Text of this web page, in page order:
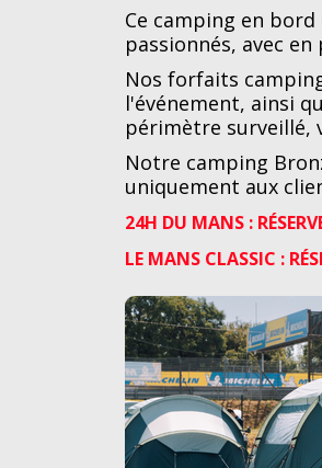
Ce camping en
passionnés, avec
Nos forfaits
l'événement, ainsi
périmètre surveillé,
Notre camping
uniquement aux
24H DU MANS :
LE MANS CLASSIC :